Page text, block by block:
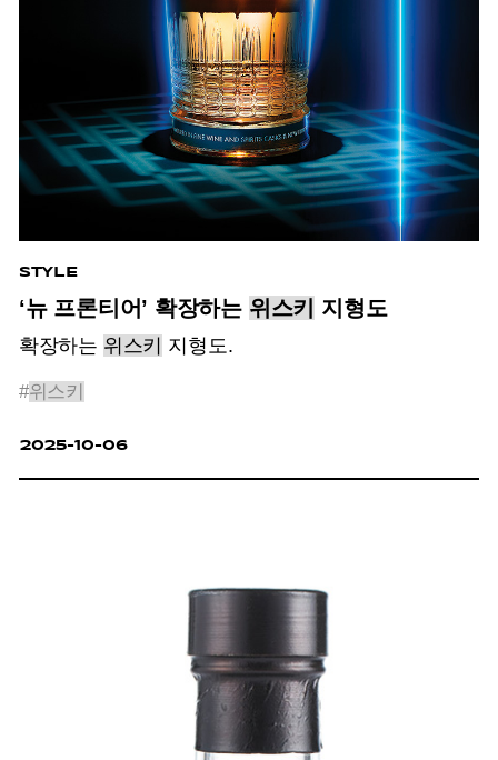
STYLE
‘뉴 프론티어’ 확장하는 위스키 지형도
확장하는 위스키 지형도.
#위스키
2025-10-06